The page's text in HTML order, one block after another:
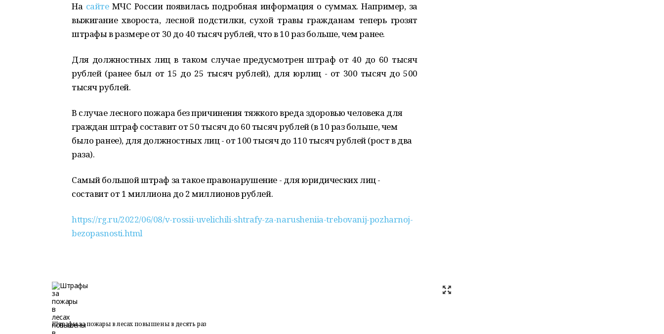
На сайтеМЧС России появилась подробная информация о суммах. Например, за
выжигание хвороста, лесной подстилки, сухой травы гражданам теперь грозят
штрафы в размере от 30 до 40 тысяч рублей, что в 10 раз больше, чем ранее.
Для должностных лиц в таком случае предусмотрен штраф от 40 до 60 тысяч
рублей (ранее был от 15 до 25 тысяч рублей), для юрлиц - от 300 тысяч до 500
тысяч рублей.
В случае лесного пожара без причинения тяжкого вреда здоровью человека для
граждан штраф составит от 50 тысяч до 60 тысяч рублей (в 10 раз больше, чем
было ранее), для должностных лиц - от 100 тысяч до 110 тысяч рублей (рост в два
раза).
Самый большой штраф за такое правонарушение - для юридических лиц -
составит от 1 миллиона до 2 миллионов рублей.
https://rg.ru/2022/06/08/v-rossii-uvelichili-shtrafy-za-narusheniia-trebovanij-pozharnoj-
bezopasnosti.html
Штрафы за пожары в лесах повышены в десять раз